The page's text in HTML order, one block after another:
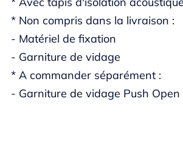
* Non compris dans la livraison :
- Matériel de fixation
- Garniture de vidage
* A commander séparément :
- Garniture de vidage Push